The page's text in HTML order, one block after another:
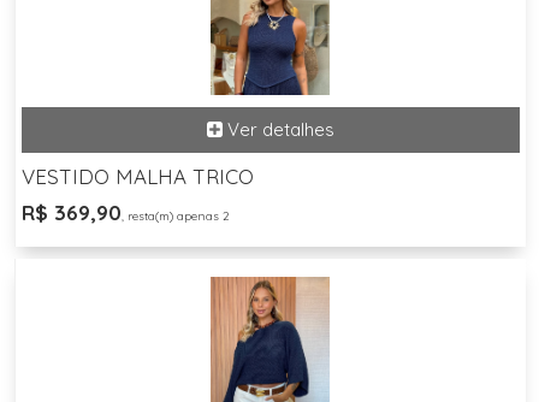
VESTIDO MALHA TRICO
R$ 369,90, resta(m) apenas 2